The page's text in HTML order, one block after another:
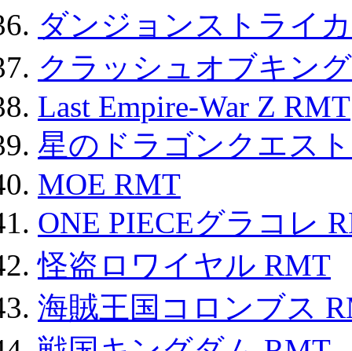
ダンジョンストライ
クラッシュオブキン
Last Empire-War Z RMT
星のドラゴンクエス
MOE RMT
ONE PIECEグラコレ
怪盗ロワイヤル RMT
海賊王国コロンブス